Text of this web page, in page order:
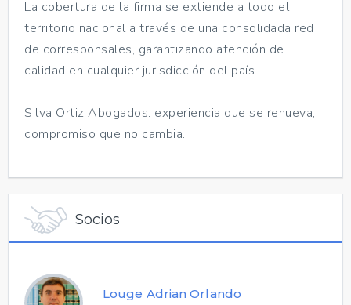
La cobertura de la firma se extiende a todo el
territorio nacional a través de una consolidada red
de corresponsales, garantizando atención de
calidad en cualquier jurisdicción del país.
Silva Ortiz Abogados: experiencia que se renueva,
compromiso que no cambia.
Socios
Louge Adrian Orlando